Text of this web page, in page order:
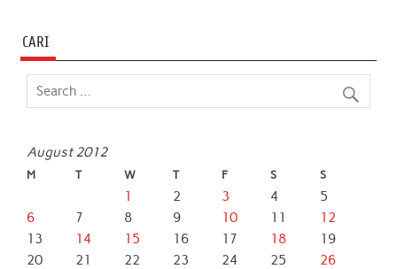
CARI
August 2012
M T W T F S S
1 2 3 4
5
6
7 8 9 10 11
12
13
14 15 16 17 18
19
20
21 22 23 24 25
26